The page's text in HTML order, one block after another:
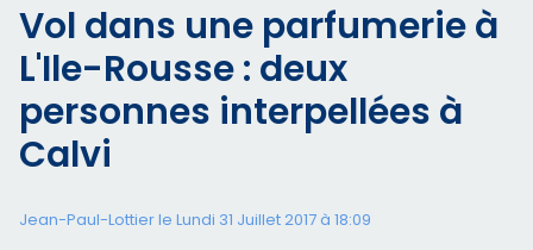
Vol dans une parfumerie à
L'Ile-Rousse : deux
personnes interpellées à
Calvi
Jean-Paul-Lottier le Lundi 31 Juillet 2017 à 18:09